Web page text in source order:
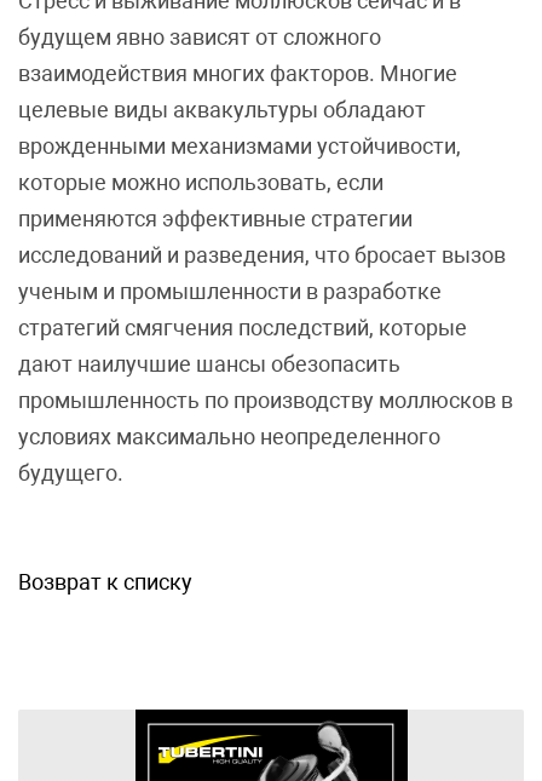
будущем явно зависят от сложного
взаимодействия многих факторов. Многие
целевые виды аквакультуры обладают
врожденными механизмами устойчивости,
которые можно использовать, если
применяются эффективные стратегии
исследований и разведения, что бросает вызов
ученым и промышленности в разработке
стратегий смягчения последствий, которые
дают наилучшие шансы обезопасить
промышленность по производству моллюсков в
условиях максимально неопределенного
будущего.
Возврат к списку